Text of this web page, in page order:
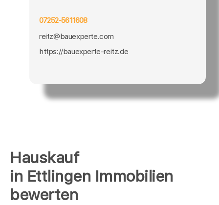
Hauskauf
in Ettlingen Immobilien
bewerten
07252-5611608
reitz@bauexperte.com
https://bauexperte-reitz.de